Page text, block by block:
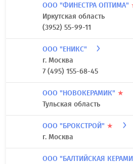
ООО "ФИНЕСТРА ОПТИМА"
Иркутская область
(3952) 55-99-11
ООО "ЕНИКС"
г. Москва
7 (495) 155-68-45
ООО "НОВОКЕРАМИК" ★
Тульская область
ООО "БРОКСТРОЙ" ★
г. Москва
ООО "БАЛТИЙСКАЯ